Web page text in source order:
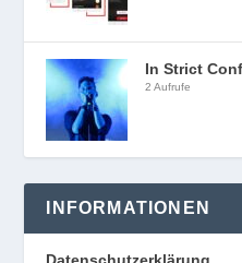
In Strict
2 Aufrufe
INFORMATIONEN
Datenschutzerklärung